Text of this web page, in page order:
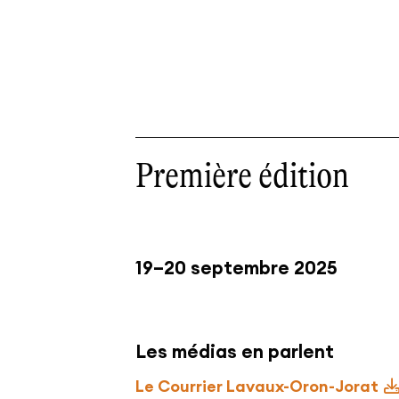
Première édition
19–20 septembre 2025
Les médias en parlent
Le Courrier Lavaux-Oron-Jorat